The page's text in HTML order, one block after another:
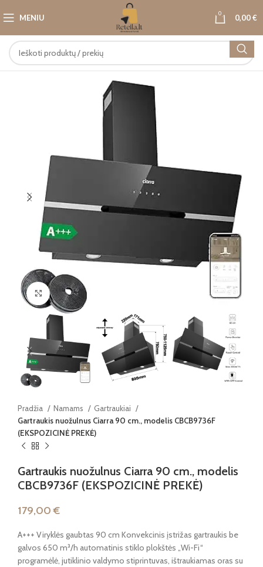
MENIU 0 0,00€
Paspauskite, kad padidintumėte
Pradžia Namams
Gartraukiai
Gartraukis nuožulnus Ciarra 90 cm., modelis CBCB9736F
(EKSPOZICINĖ PREKĖ)
Gartraukis nuožulnus Ciarra 90 cm., modelis
CBCB9736F (EKSPOZICINĖ PREKĖ)
179,00€
A+++ Viryklės gaubtas 90 cm Konvekcinis įstrižas gartraukis be
galvos 650 m³/h automatinis stiklo plokštės „Wi-Fi“
programėlė, jutiklinio valdymo stiprintuvas, ištraukiamas oras su